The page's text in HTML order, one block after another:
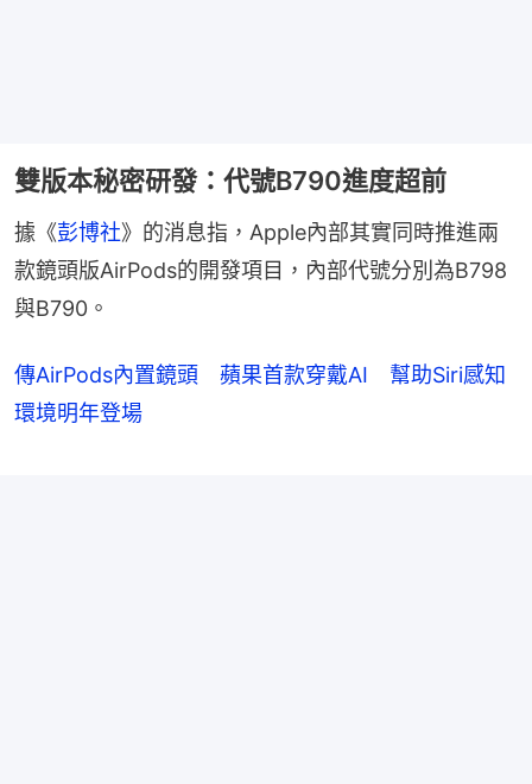
雙版本秘密研發：代號B790進度超前
據《彭博社》的消息指，Apple內部其實同時推進兩
款鏡頭版AirPods的開發項目，內部代號分別為B798
與B790。
傳AirPods內置鏡頭 蘋果首款穿戴AI 幫助Siri感知
環境明年登場